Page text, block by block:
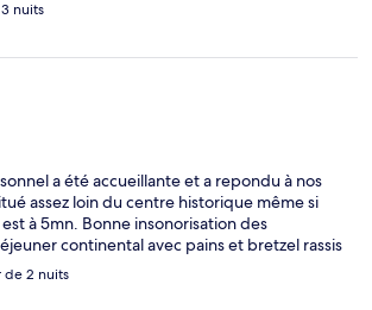
sans verres propres pour se servir il
nuits
a été accueillante et a repondu à nos
assez loin du centre historique même si
à 5mn. Bonne insonorisation des
continental avec pains et bretzel rassis
de 2 nuits